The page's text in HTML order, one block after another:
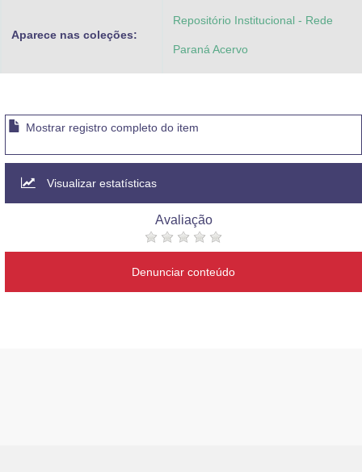
Aparece nas coleções:
Repositório Institucional - Rede
Paraná Acervo
Mostrar registro completo do item
Visualizar estatísticas
Avaliação
Denunciar conteúdo